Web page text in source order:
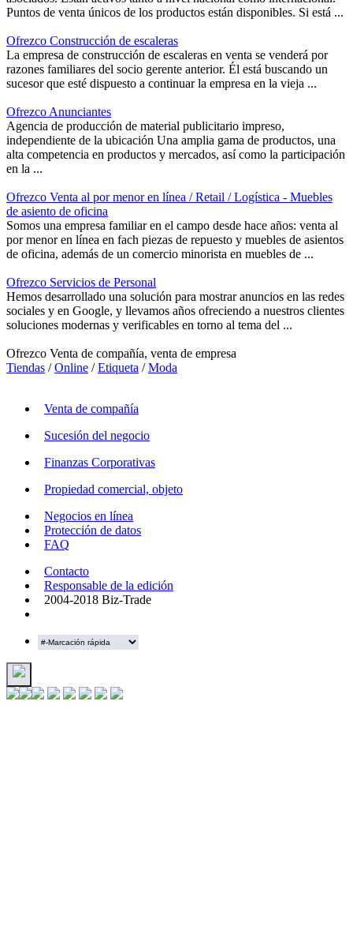
Puntos de venta únicos de los productos están disponibles. Si está ...
Ofrezco Construcción de escaleras
La empresa de construcción de escaleras en venta se venderá por
razones familiares del socio gerente anterior. Él está buscando un
sucesor que esté dispuesto a continuar la empresa en la vieja ...
Ofrezco Anunciantes
Agencia de producción de material publicitario impreso,
independiente de la ubicación Una amplia gama de productos, una
alta competencia en productos y mercados, así como la participación
en la ...
Ofrezco Venta al por menor en línea / Retail / Logística - Muebles
de asiento de oficina
Somos una empresa familiar en el campo desde hace años: venta al
por menor en línea en fach piezas de repuesto y muebles de asientos
de oficina, además de un comercio minorista en muebles de ...
Ofrezco Servicios de Personal
Hemos desarrollado una solución para mostrar anuncios en las redes
sociales y en Google, y llevamos años ofreciendo a nuestros clientes
soluciones modernas y verificables en torno al tema del ...
Ofrezco Venta de compañía, venta de empresa
Tiendas /Online /Etiqueta /Moda
Venta de compañía
Sucesión del negocio
Finanzas Corporativas
Propiedad comercial, objeto
Negocios en línea
Protección de datos
FAQ
Contacto
Responsable de la edición
2004-2018 Biz-Trade